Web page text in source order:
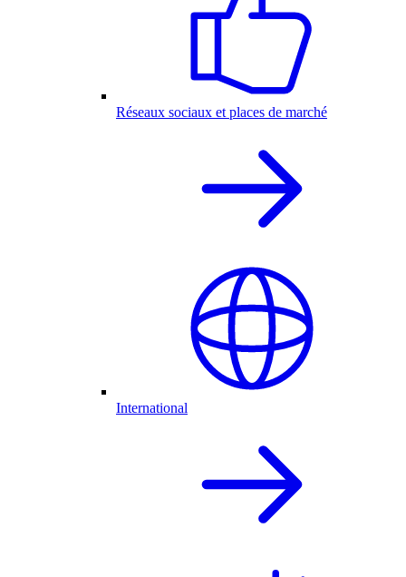
Réseaux sociaux et places de marché
International